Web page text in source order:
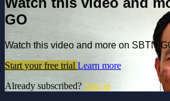
GO
Watch this video and more on SBTN
Start your free trial Learn more
Already subscribed? Sign in